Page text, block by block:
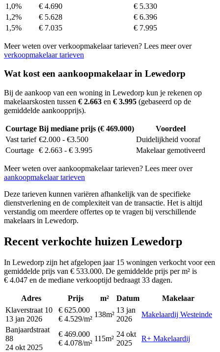
1,0%
€ 4.690
€ 5.330
1,2%
€ 5.628
€ 6.396
1,5%
€ 7.035 € 7.995
Meer weten over verkoopmakelaar tarieven? Lees meer over
verkoopmakelaar tarieven
Wat kost een aankoopmakelaar in Lewedorp
Bij de aankoop van een woning in Lewedorp kun je rekenen op
makelaarskosten tussen € 2.663 en € 3.995 (gebaseerd op de
gemiddelde aankoopprijs).
Courtage Bij mediane prijs (€ 469.000)
Voordeel
Vast tarief €2.000 - €3.500
Duidelijkheid vooraf
Courtage € 2.663 - € 3.995 Makelaar gemotiveerd
Meer weten over aankoopmakelaar tarieven? Lees meer over
aankoopmakelaar tarieven
Deze tarieven kunnen variëren afhankelijk van de specifieke
dienstverlening en de complexiteit van de transactie. Het is altijd
verstandig om meerdere offertes op te vragen bij verschillende
makelaars in Lewedorp.
Recent verkochte huizen Lewedorp
In Lewedorp zijn het afgelopen jaar 15 woningen verkocht voor een
gemiddelde prijs van € 533.000. De gemiddelde prijs per m² is
€ 4.047 en de mediane verkooptijd bedraagt 33 dagen.
Adres Prijs m² Datum
Makelaar
Klaverstraat 10
13 jan 2026
€ 625.000
€ 4.529/m²
138m²
13 jan
2026
Makelaardij Westeinde
Banjaardstraat
88
24 okt 2025
€ 469.000
€ 4.078/m²
115m²
24 okt
2025
R+ Makelaardij